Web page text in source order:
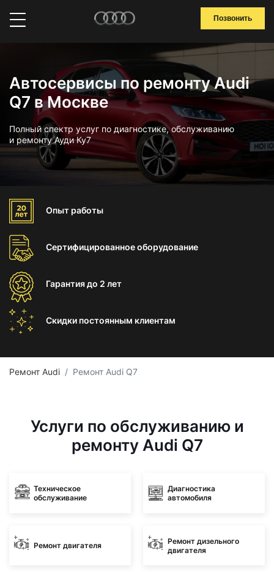
Позвонить
Автосервисы по ремонту Audi
Q7 в Москве
Полный спектр услуг по диагностике, обслуживанию
и ремонту Ауди Ку7
Опыт работы
Сертифицированноеоборудование
Гарантиядо 2 лет
Скидки постоянным клиентам
Ремонт Audi Ремонт Audi Q7
Услуги по обслуживанию и
ремонту Audi Q7
Техническое
обслуживание
Диагностика
автомобиля
Ремонт двигателя
Ремонт дизельного
двигателя